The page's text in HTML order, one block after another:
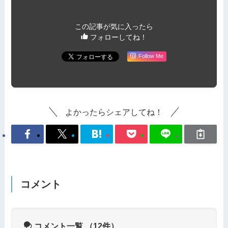
この記事が気に入ったら
フォローしてね！
Follow Me
よかったらシェアしてね！
コメント